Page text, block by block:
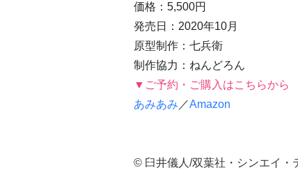
価格：5,500円
発売日：2020年10月
原型制作：七兵衛
制作協力：ねんどろん
▼ご予約・ご購入はこちらから
あみあみ ／Amazon
© 臼井儀人/双葉社・シンエイ・